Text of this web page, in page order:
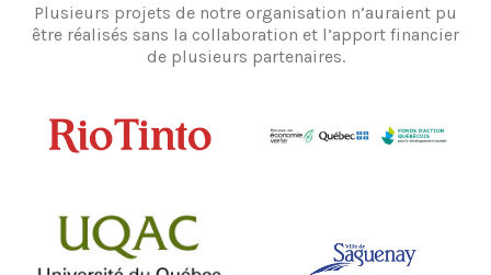
Plusieurs projets de notre organisation n’auraient pu
être réalisés sans la collaboration et l’apport financier
de plusieurs partenaires.